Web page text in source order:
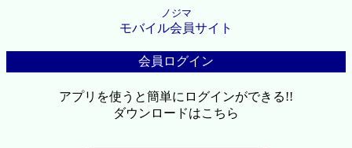
ノジマ
モバイル会員サイト
会員ログイン
アプリを使うと簡単にログインができる!!
ダウンロードはこちら